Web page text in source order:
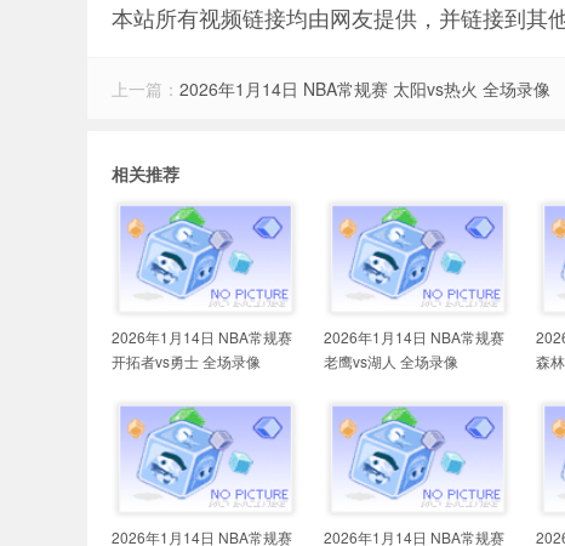
本站所有视频链接均由网友提供，并链接到其他
上一篇： 2026年1月14日 NBA常规赛 太阳vs热火 全场录像
相关推荐
2026年1月14日 NBA常规赛
开拓者vs勇士 全场录像
2026年1月14日 NBA常规赛
老鹰vs湖人 全场录像
森
2026年1月14日 NBA常规赛 2026年1月14日 NBA常规赛